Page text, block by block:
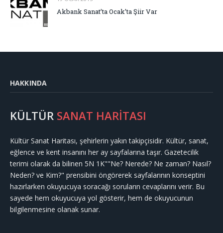
Akbank Sanat’ta Ocak’ta Şiir Var
HAKKINDA
KÜLTÜR SANAT HARİTASI
Kültür Sanat Haritası, şehirlerin yakın takipçisidir. Kültür, sanat,
eğlence ve kent insanını her ay sayfalarına taşır. Gazetecilik
terimi olarak da bilinen 5N 1K""Ne? Nerede? Ne zaman? Nasıl?
Neden? ve Kim?" prensibini öngörerek sayfalarının konseptini
hazırlarken okuyucuya soracağı soruların cevaplarını verir. Bu
sayede hem okuyucuya yol gösterir, hem de okuyucunun
bilgilenmesine olanak sunar.